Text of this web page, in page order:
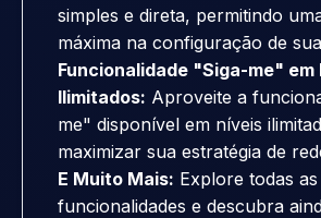
simples e direta, permitindo
máxima na configuração de
Funcionalidade "Siga-me" em
Ilimitados: Aproveite a
me" disponível em níveis
maximizar sua estratégia de
E Muito Mais: Explore todas as
funcionalidades e descubra